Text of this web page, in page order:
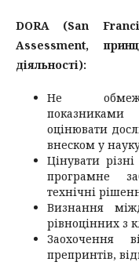
DORA (San
Assessment,
діяльності):
Не
оцінювати
внеском у
Цінувати
програмне
технічні
Визнання
рівноцінних з
Заохочення
препринтів,